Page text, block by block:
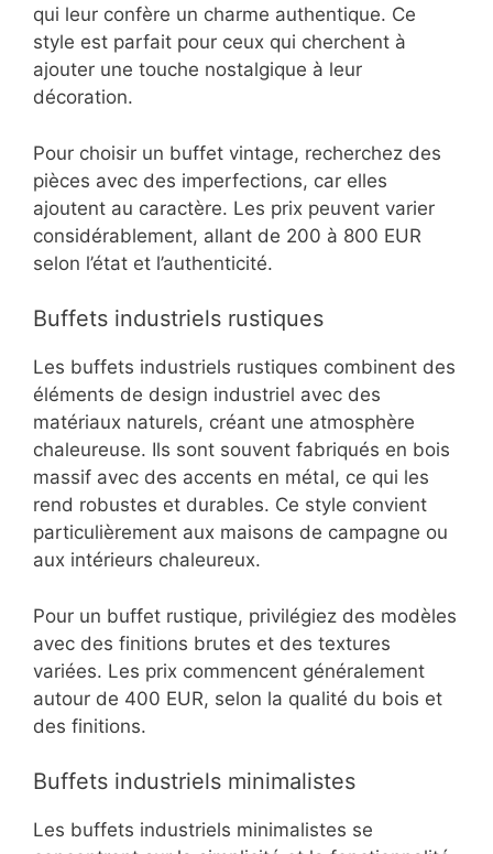
qui leur confère un charme authentique. Ce
style est parfait pour ceux qui cherchent à
ajouter une touche nostalgique à leur
décoration.
Pour choisir un buffet vintage, recherchez des
pièces avec des imperfections, car elles
ajoutent au caractère. Les prix peuvent varier
considérablement, allant de 200 à 800 EUR
selon l’état et l’authenticité.
Buffets industriels rustiques
Les buffets industriels rustiques combinent des
éléments de design industriel avec des
matériaux naturels, créant une atmosphère
chaleureuse. Ils sont souvent fabriqués en bois
massif avec des accents en métal, ce qui les
rend robustes et durables. Ce style convient
particulièrement aux maisons de campagne ou
aux intérieurs chaleureux.
Pour un buffet rustique, privilégiez des modèles
avec des finitions brutes et des textures
variées. Les prix commencent généralement
autour de 400 EUR, selon la qualité du bois et
des finitions.
Buffets industriels minimalistes
Les buffets industriels minimalistes se